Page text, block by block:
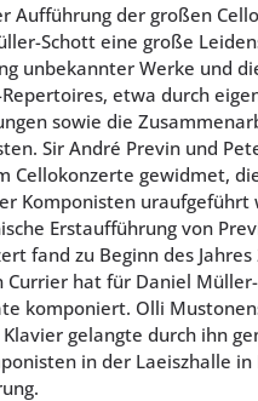
Aufführung der großen
Schott eine große
unbekannter Werke und
etwa durch
sowie die
Sir André Previn und
Cellokonzerte gewidmet,
Komponisten uraufgeführt
Erstaufführung von
fand zu Beginn des
Currier hat für Daniel
komponiert. Olli
Klavier gelangte durch ihn
in der Laeiszhalle in